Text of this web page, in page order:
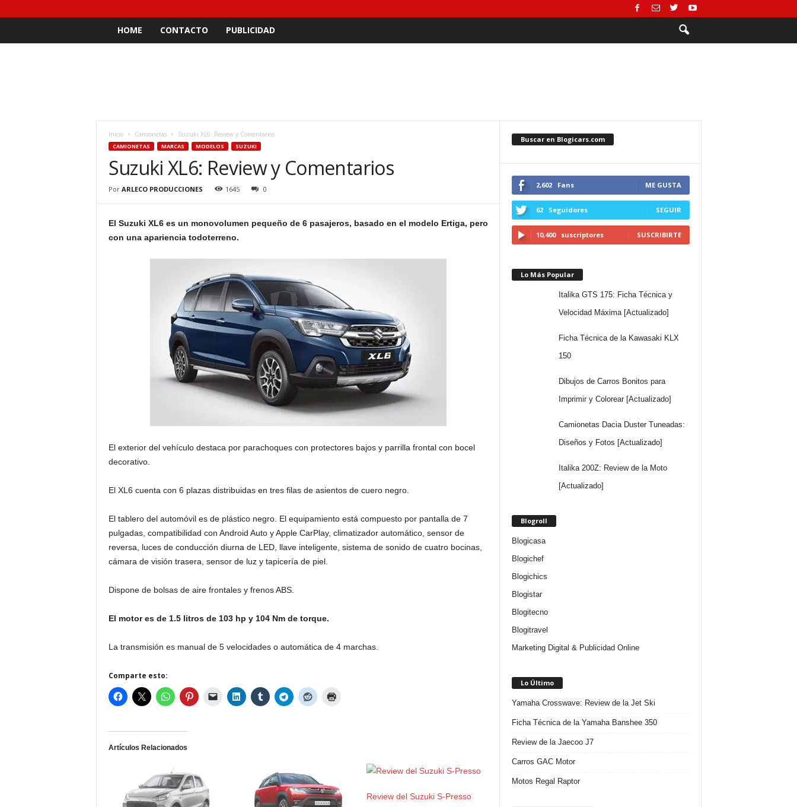
HOME CONTACTO PUBLICIDAD
Inicio Camionetas Suzuki XL6: Review y Comentarios
CAMIONETAS MARCAS MODELOS SUZUKI
Suzuki XL6: Review y Comentarios
Por ARLECO PRODUCCIONES 1645 0
El Suzuki XL6 es un monovolumen pequeño de 6 pasajeros, basado en el modelo Ertiga, pero
con una apariencia todoterreno.
El exterior del vehículo destaca por parachoques con protectores bajos y parrilla frontal con bocel
decorativo.
El XL6 cuenta con 6 plazas distribuidas en tres filas de asientos de cuero negro.
El tablero del automóvil es de plástico negro. El equipamiento está compuesto por pantalla de 7
pulgadas, compatibilidad con Android Auto y Apple CarPlay, climatizador automático, sensor de
reversa, luces de conducción diurna de LED, llave inteligente, sistema de sonido de cuatro bocinas,
cámara de visión trasera, sensor de luz y tapicería de piel.
Dispone de bolsas de aire frontales y frenos ABS.
El motor es de 1.5 litros de 103 hp y 104 Nm de torque.
La transmisión es manual de 5 velocidades o automática de 4 marchas.
Comparte esto:
Artículos Relacionados
Review del Suzuki S-Presso
Buscar en Blogicars.com
2,602 Fans ME GUSTA
62 Seguidores SEGUIR
10,400 suscriptores SUSCRIBIRTE
Lo Más Popular
Italika GTS 175: Ficha Técnica y
Velocidad Máxima [Actualizado]
Ficha Técnica de la Kawasaki KLX
150
Dibujos de Carros Bonitos para
Imprimir y Colorear [Actualizado]
Camionetas Dacia Duster Tuneadas:
Diseños y Fotos [Actualizado]
Italika 200Z: Review de la Moto
[Actualizado]
Blogroll
Blogicasa
Blogichef
Blogichics
Blogistar
Blogitecno
Blogitravel
Marketing Digital & Publicidad Online
Lo Último
Yamaha Crosswave: Review de la Jet Ski
Ficha Técnica de la Yamaha Banshee 350
Review de la Jaecoo J7
Carros GAC Motor
Motos Regal Raptor